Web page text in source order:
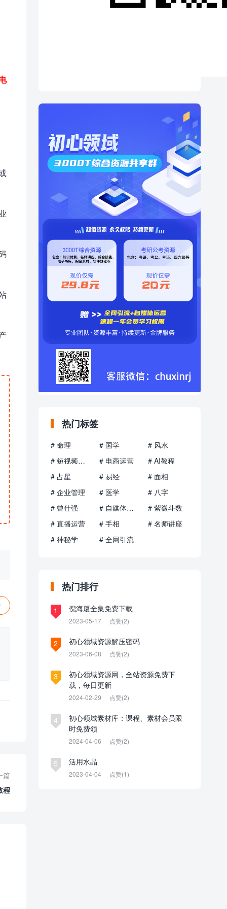
篇
程
热门标签
# 命理 # 国学
# 风水
# 短视频运营
# 电商运营
# AI教程
# 占星
# 易经
# 面相
# 企业管理
# 医学
# 八字
# 曾仕强
# 自媒体运营
# 紫微斗数
# 直播运营
# 手相
# 名师讲座
# 神秘学
# 全网引流
热门排行
1 倪海厦全集免费下载
2023-05-17 点赞(2)
2 初心领域资源解压密码
2023-06-08 点赞(2)
3
初心领域资源网，全站资源免费下
载，每日更新
2024-02-29 点赞(2)
4
初心领域素材库：课程、素材会员限
时免费领
2024-04-06 点赞(2)
5 活用水晶
2023-04-04 点赞(1)